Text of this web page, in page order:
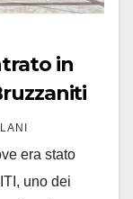
in
era stato
uno dei